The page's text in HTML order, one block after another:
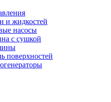
и жидкостей
насосы
с сушкой
поверхностей